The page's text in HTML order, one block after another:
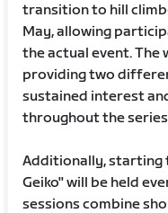
transition to hill
May, allowing
the actual event. The
providing two
sustained interest
throughout the
Additionally, starting
Geiko" will be held
sessions combine